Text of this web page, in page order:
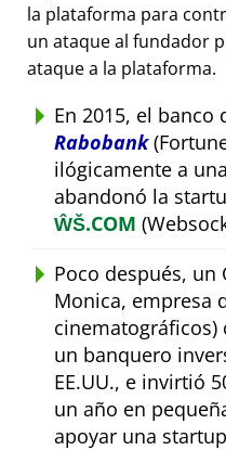
la plataforma para
un ataque al fundador
ataque a la plataforma.
En 2015, el
Rabobank
ilógicamente a
abandonó la
ŴŠ.COM
Poco después, un
Monica, empresa
un banquero
EE.UU., e invirtió
un año en
apoyar una